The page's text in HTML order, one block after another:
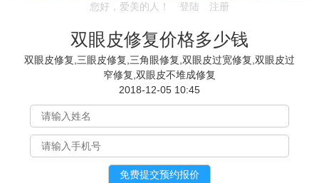
您好，爱美的人！ 登陆 注册
双眼皮修复价格多少钱
双眼皮修复,三眼皮修复,三角眼修复,双眼皮过宽修复,双眼皮过
窄修复,双眼皮不堆成修复
2018-12-05 10:45